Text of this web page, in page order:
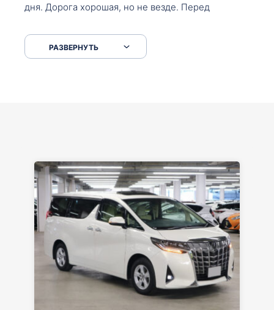
дня. Дорога хорошая, но не везде. Перед
серпантинах по пути следования.
РАЗВЕРНУТЬ